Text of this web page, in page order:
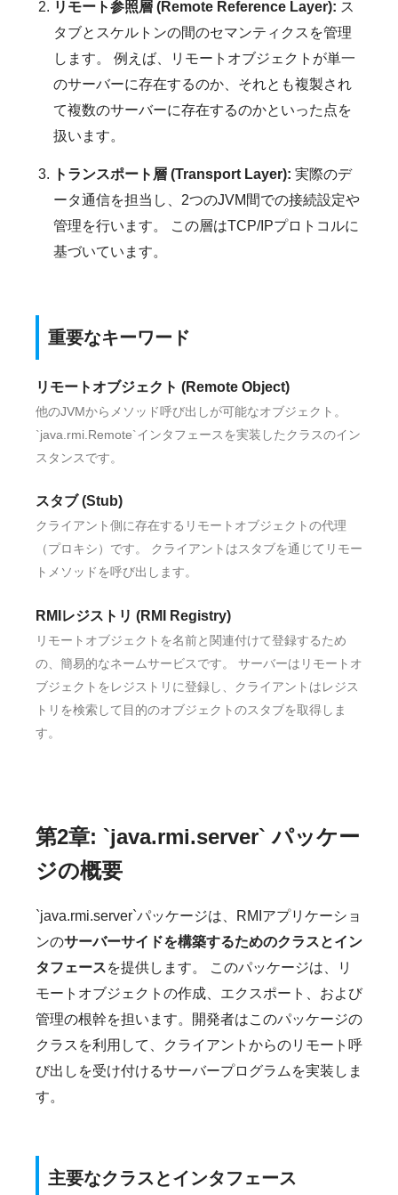
リモート参照層 (Remote Reference Layer): ス
タブとスケルトンの間のセマンティクスを管理
します。 例えば、リモートオブジェクトが単一
のサーバーに存在するのか、それとも複製され
て複数のサーバーに存在するのかといった点を
扱います。
トランスポート層 (Transport Layer): 実際のデ
ータ通信を担当し、2つのJVM間での接続設定や
管理を行います。 この層はTCP/IPプロトコルに
基づいています。
重要なキーワード
リモートオブジェクト (Remote Object)
他のJVMからメソッド呼び出しが可能なオブジェクト。
`java.rmi.Remote`インタフェースを実装したクラスのイン
スタンスです。
スタブ (Stub)
クライアント側に存在するリモートオブジェクトの代理
（プロキシ）です。 クライアントはスタブを通じてリモー
トメソッドを呼び出します。
RMIレジストリ (RMI Registry)
リモートオブジェクトを名前と関連付けて登録するため
の、簡易的なネームサービスです。 サーバーはリモートオ
ブジェクトをレジストリに登録し、クライアントはレジス
トリを検索して目的のオブジェクトのスタブを取得しま
す。
第2章: `java.rmi.server` パッケー
ジの概要
`java.rmi.server`パッケージは、RMIアプリケーショ
ンのサーバーサイドを構築するためのクラスとイン
タフェースを提供します。 このパッケージは、リ
モートオブジェクトの作成、エクスポート、および
管理の根幹を担います。開発者はこのパッケージの
クラスを利用して、クライアントからのリモート呼
び出しを受け付けるサーバープログラムを実装しま
す。
主要なクラスとインタフェース